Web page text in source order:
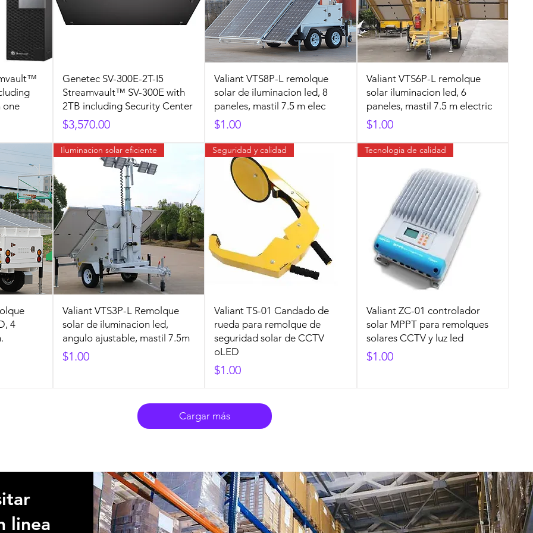
one
Genetec SV-300E-2T-I5
Streamvault™ SV-300E with
2TB including Security Center
Precio
$3,570.00
Valiant VTS8P-L remolque
solar de iluminacion led, 8
paneles, mastil 7.5 m elec
Precio
$1.00
Valiant VTS6P-L remolque
solar iluminacion led, 6
paneles, mastil 7.5 m electric
Precio
$1.00
4
Iluminacion solar eficiente
Valiant VTS3P-L Remolque
solar de iluminacion led,
angulo ajustable, mastil 7.5m
Precio
$1.00
Seguridad y calidad
Valiant TS-01 Candado de
rueda para remolque de
seguridad solar de CCTV
oLED
Precio
$1.00
Tecnologia de calidad
Valiant ZC-01 controlador
solar MPPT para remolques
solares CCTV y luz led
Precio
$1.00
Cargar más
linea